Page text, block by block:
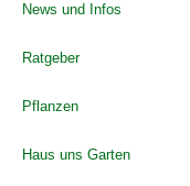
News und Infos
Ratgeber
Pflanzen
Haus uns Garten